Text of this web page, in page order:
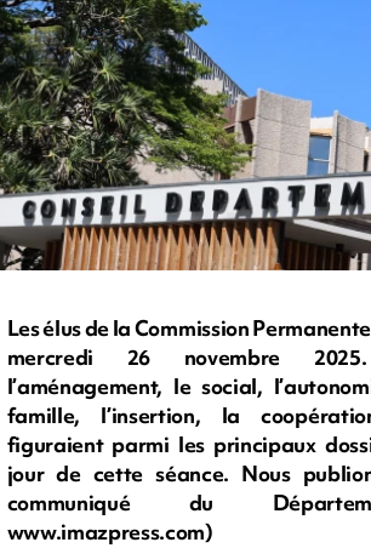
Les élus de la Commission
mercredi 26 novembre 2025.
l’aménagement, le social,
famille, l’insertion, la
figuraient parmi les principaux
jour de cette séance. Nous
communiqué du
www.imazpress.com)